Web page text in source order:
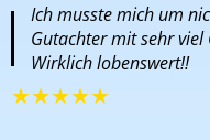
Ich musste mich um
Gutachter mit sehr viel
Wirklich lobenswert!!
★★★★★